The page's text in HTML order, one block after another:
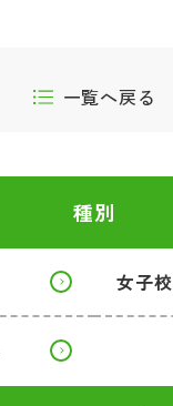
一覧へ戻る
種別
女子校